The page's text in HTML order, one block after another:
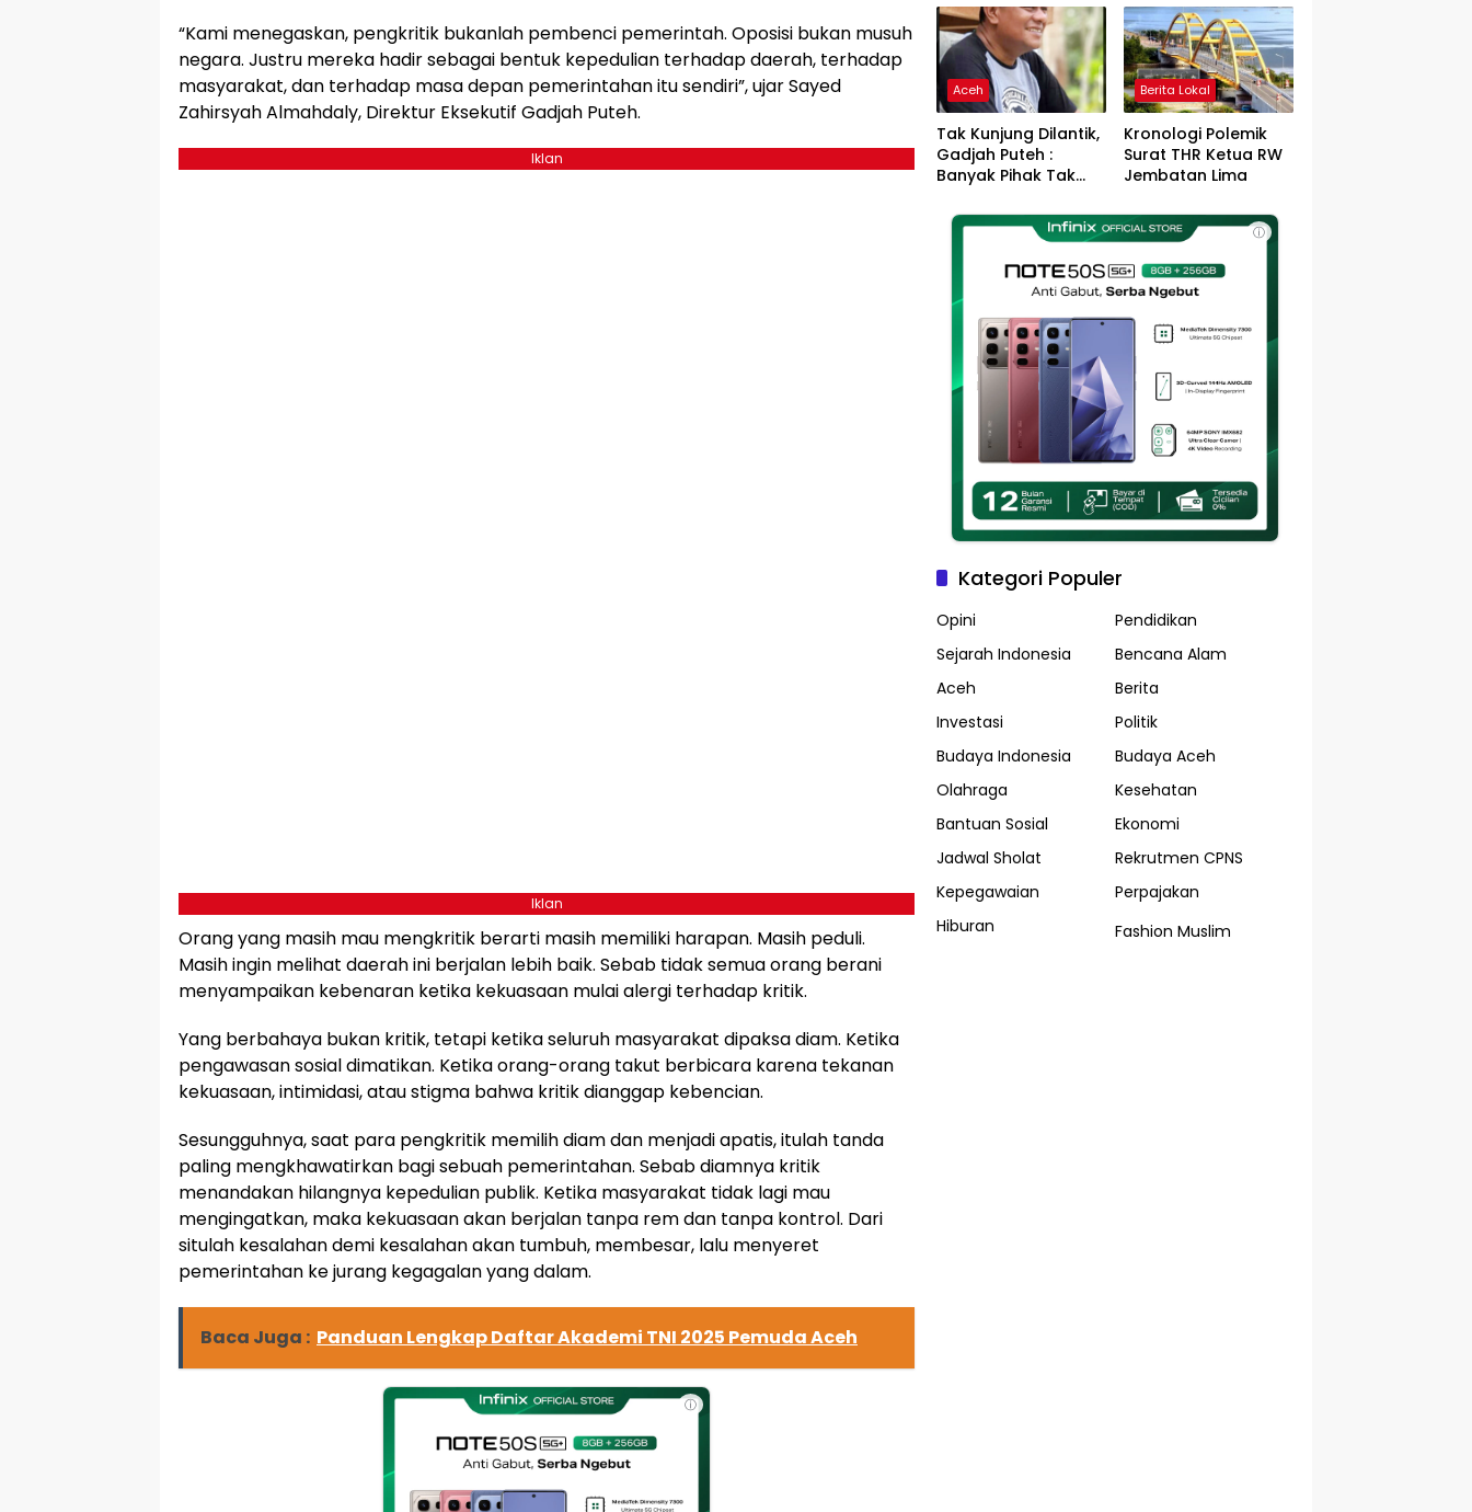
“Kami menegaskan, pengkritik bukanlah pembenci pemerintah. Oposisi bukan musuh
negara. Justru mereka hadir sebagai bentuk kepedulian terhadap daerah, terhadap
masyarakat, dan terhadap masa depan pemerintahan itu sendiri”, ujar Sayed
Zahirsyah Almahdaly, Direktur Eksekutif Gadjah Puteh.
Iklan
Iklan
Orang yang masih mau mengkritik berarti masih memiliki harapan. Masih peduli.
Masih ingin melihat daerah ini berjalan lebih baik. Sebab tidak semua orang berani
menyampaikan kebenaran ketika kekuasaan mulai alergi terhadap kritik.
Yang berbahaya bukan kritik, tetapi ketika seluruh masyarakat dipaksa diam. Ketika
pengawasan sosial dimatikan. Ketika orang-orang takut berbicara karena tekanan
kekuasaan, intimidasi, atau stigma bahwa kritik dianggap kebencian.
Sesungguhnya, saat para pengkritik memilih diam dan menjadi apatis, itulah tanda
paling mengkhawatirkan bagi sebuah pemerintahan. Sebab diamnya kritik
menandakan hilangnya kepedulian publik. Ketika masyarakat tidak lagi mau
mengingatkan, maka kekuasaan akan berjalan tanpa rem dan tanpa kontrol. Dari
situlah kesalahan demi kesalahan akan tumbuh, membesar, lalu menyeret
pemerintahan ke jurang kegagalan yang dalam.
Baca Juga : Panduan Lengkap Daftar Akademi TNI 2025 Pemuda Aceh
ⓘ
Aceh
Tak Kunjung Dilantik,
Gadjah Puteh :
Banyak Pihak Tak
Jadi Pemimpin Kota
Berita Lokal
Kronologi Polemik
Surat THR Ketua RW
Jembatan Lima
ⓘ
Kategori Populer
Opini
Pendidikan
Sejarah Indonesia
Bencana Alam
Aceh
Berita
Investasi
Politik
Budaya Indonesia
Budaya Aceh
Olahraga
Kesehatan
Bantuan Sosial
Ekonomi
Jadwal Sholat
Rekrutmen CPNS
Kepegawaian
Perpajakan
Hiburan
Fashion Muslim